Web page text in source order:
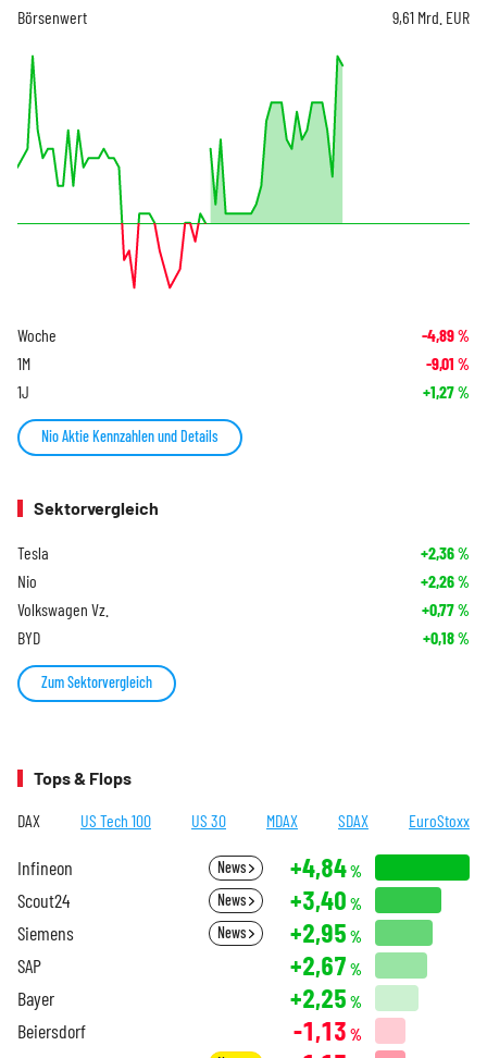
Börsenwert
9,61 Mrd. EUR
Woche -4,89%
1M -9,01 %
1J +1,27%
Nio Aktie Kennzahlen und Details
Sektorvergleich
Tesla +2,36%
Nio +2,26%
Volkswagen Vz. +0,77%
BYD +0,18%
Zum Sektorvergleich
Tops & Flops
DAX US Tech 100 US 30 MDAX SDAX EuroStoxx
Infineon News +4,84%
Scout24 News +3,40 %
Siemens News +2,95 %
SAP +2,67 %
Bayer +2,25 %
Beiersdorf -1,13 %